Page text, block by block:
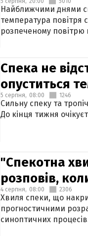
Найближчими днями
температура повітря
розпеченому повітрю
Спека не
опуститься
5 серпня, 08:00 1246
Сильну спеку та
До кінця тижня
"Спекотна
розповів,
4 серпня, 08:00 2306
Хвиля спеки, що
прогностичними
синоптичних